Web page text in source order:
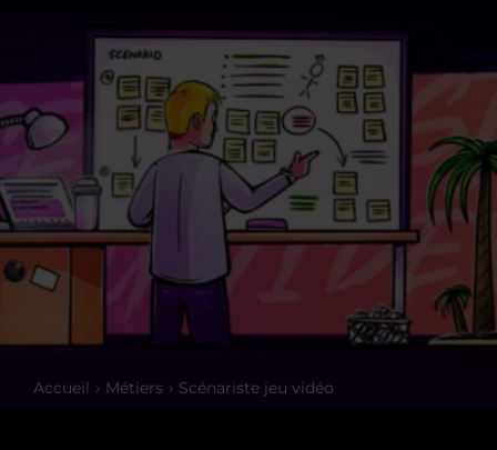
Accueil Métiers Scénariste jeu vidéo